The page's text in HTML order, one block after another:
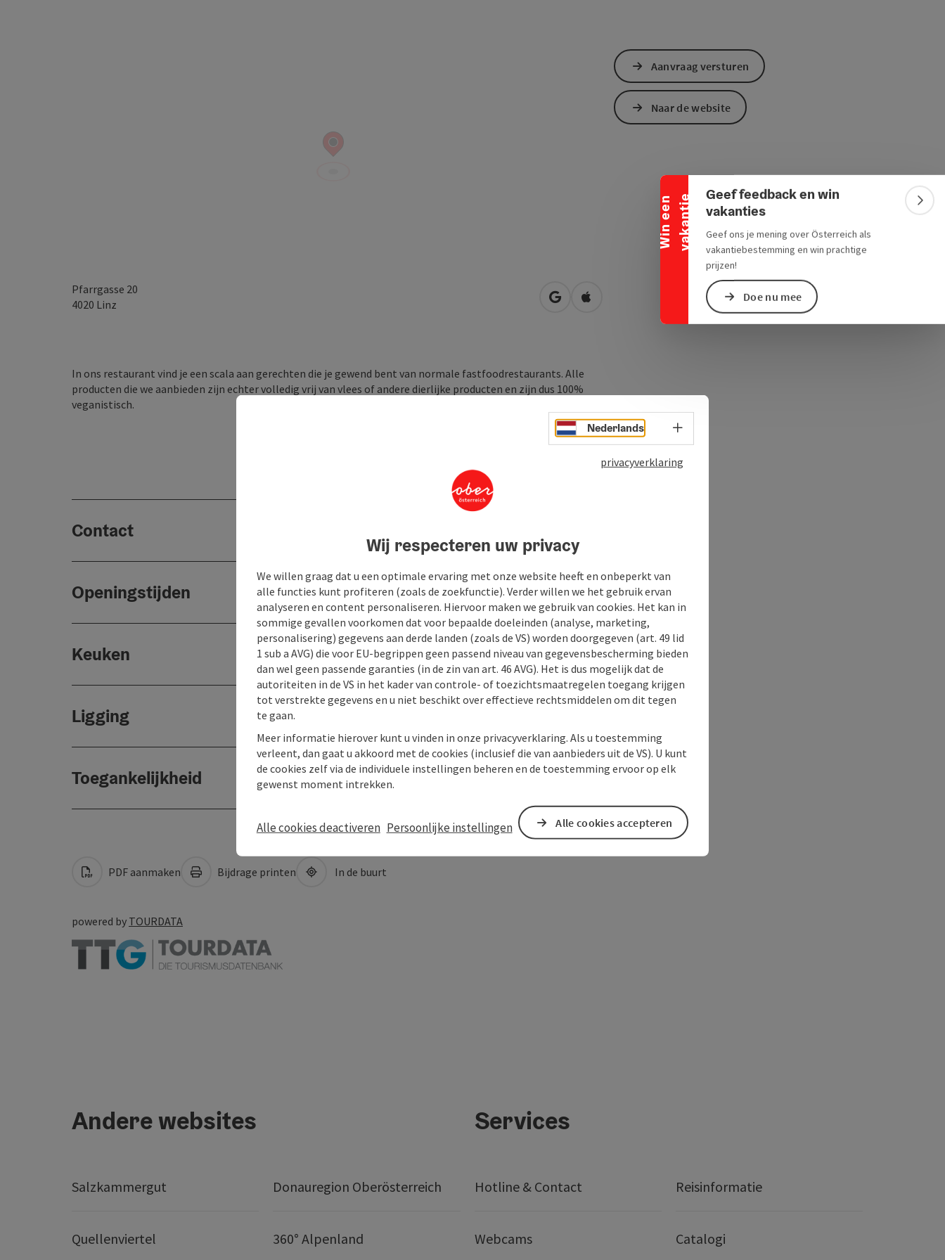
W
i
n
e
e
n
v
a
k
a
n
t
ie
Banner inklappen
Geef feedback en win
vakanties
Geef ons je mening over Österreich als
vakantiebestemming en win prachtige
prijzen!
Doe nu mee
Pfarrgasse 20
4020 Linz Openen in Google Maps
Openen in Apple Maps
In ons restaurant vind je een scala aan gerechten die je gewend bent van normale fastfoodrestaurants. Alle
producten die we aanbieden zijn echter volledig vrij van vlees of andere dierlijke producten en zijn dus 100%
veganistisch.
Contact
Openingstijden
Keuken
Ligging
Toegankelijkheid
Aanvraag versturen
Naar de website
PDF aanmaken Bijdrage printen In de buurt
powered by TOURDATA
Andere websites
Salzkammergut Donauregion Oberösterreich
Quellenviertel 360° Alpenland
Services
Hotline & Contact Reisinformatie
Webcams Catalogi
Nederlands Taalkeuze - menu openen
privacyverklaring
Wij respecteren uw privacy
We willen graag dat u een optimale ervaring met onze website heeft en onbeperkt van
alle functies kunt profiteren (zoals de zoekfunctie). Verder willen we het gebruik ervan
analyseren en content personaliseren. Hiervoor maken we gebruik van cookies. Het kan in
sommige gevallen voorkomen dat voor bepaalde doeleinden (analyse, marketing,
personalisering) gegevens aan derde landen (zoals de VS) worden doorgegeven (art. 49 lid
1 sub a AVG) die voor EU-begrippen geen passend niveau van gegevensbescherming bieden
dan wel geen passende garanties (in de zin van art. 46 AVG). Het is dus mogelijk dat de
autoriteiten in de VS in het kader van controle- of toezichtsmaatregelen toegang krijgen
tot verstrekte gegevens en u niet beschikt over effectieve rechtsmiddelen om dit tegen
te gaan.
Meer informatie hierover kunt u vinden in onze privacyverklaring. Als u toestemming
verleent, dan gaat u akkoord met de cookies (inclusief die van aanbieders uit de VS). U kunt
de cookies zelf via de individuele instellingen beheren en de toestemming ervoor op elk
gewenst moment intrekken.
Alle cookies deactiveren Persoonlijke instellingen Alle cookies accepteren